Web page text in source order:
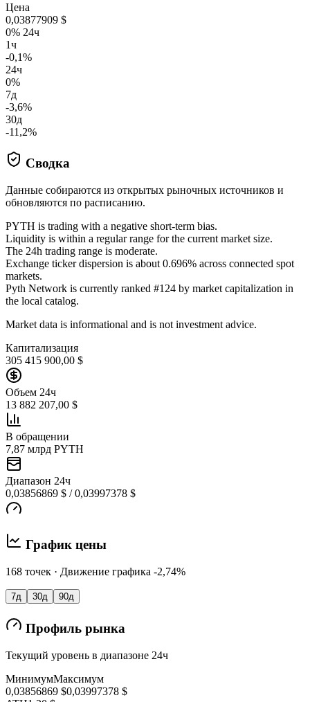
Цена
0,03877909 $
0% 24ч
1ч
-0,1%
24ч
0%
7д
-3,6%
30д
-11,2%
Сводка
Данные собираются из открытых рыночных источников и
обновляются по расписанию.
PYTH is trading with a negative short-term bias.
Liquidity is within a regular range for the current market size.
The 24h trading range is moderate.
Exchange ticker dispersion is about 0.696% across connected spot
markets.
Pyth Network is currently ranked #124 by market capitalization in
the local catalog.
Market data is informational and is not investment advice.
Капитализация
305 415 900,00 $
Объем 24ч
13 882 207,00 $
В обращении
7,87 млрд PYTH
Диапазон 24ч
0,03856869 $ / 0,03997378 $
График цены
168 точек · Движение графика -2,74%
7д 30д 90д
Профиль рынка
Текущий уровень в диапазоне 24ч
МинимумМаксимум
0,03856869 $0,03997378 $